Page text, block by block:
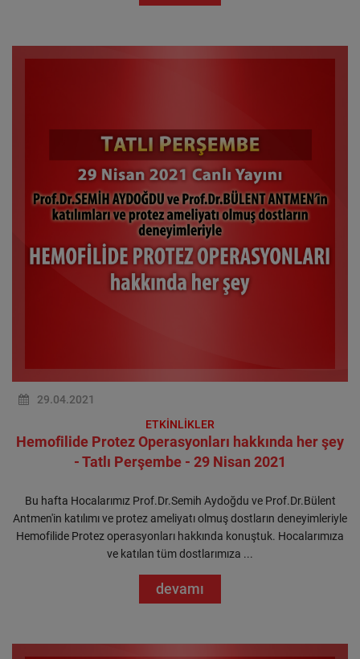
29.04.2021
ETKİNLİKLER
Hemofilide Protez Operasyonları hakkında her şey
- Tatlı Perşembe - 29 Nisan 2021
Bu hafta Hocalarımız Prof.Dr.Semih Aydoğdu ve Prof.Dr.Bülent
Antmen'in katılımı ve protez ameliyatı olmuş dostların deneyimleriyle
Hemofilide Protez operasyonları hakkında konuştuk. Hocalarımıza
ve katılan tüm dostlarımıza ...
devamı